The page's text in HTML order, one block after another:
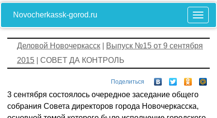
Novocherkassk-gorod.ru
Деловой Новочеркасск
Выпуск №15 от 9 сентября
2015 | СОВЕТ ДА КОНТРОЛЬ
Поделиться
3 сентября состоялось очередное заседание общего
собрания Совета директоров города Новочеркасска,